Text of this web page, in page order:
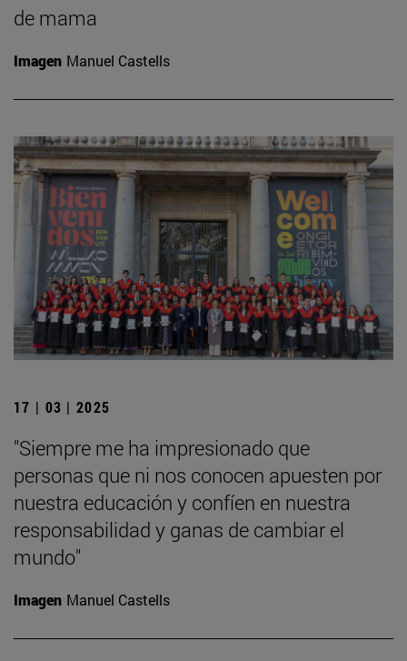
de mama
Imagen Manuel Castells
17 | 03 | 2025
"Siempre me ha impresionado que
personas que ni nos conocen apuesten por
nuestra educación y confíen en nuestra
responsabilidad y ganas de cambiar el
mundo"
Imagen Manuel Castells